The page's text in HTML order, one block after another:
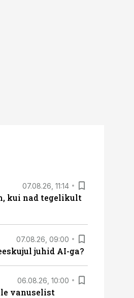
07.08.26, 11:14
kui nad tegelikult
07.08.26, 09:00
juhid AI-ga?
06.08.26, 10:00
vanuselist